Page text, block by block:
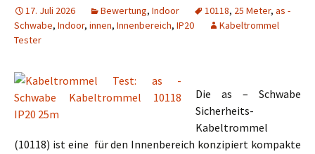
17. Juli 2026 Bewertung, Indoor 10118, 25 Meter, as -
Schwabe, Indoor, innen, Innenbereich, IP20
Kabeltrommel
Tester
Die as – Schwabe
Sicherheits-
Kabeltrommel
(10118) ist eine für den Innenbereich konzipiert kompakte